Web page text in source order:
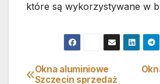
które są wykorzystywane w
Nawigacja
Okna aluminiowe
Szczecin sprzedaż